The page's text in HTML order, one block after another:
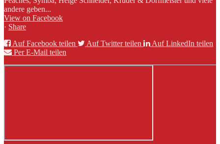
andere geben...
View on Facebook
· Share
Auf Facebook teilen
Auf Twitter teilen
Auf LinkedIn teilen
Per E-Mail teilen